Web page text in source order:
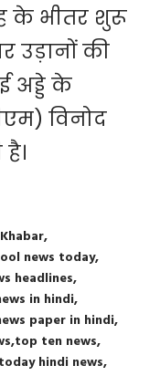
के भीतर शुरू
उड़ानों की
अड्डे के
विनोद
news today
headlines
in hindi
paper in hindi
top ten news
hindi news